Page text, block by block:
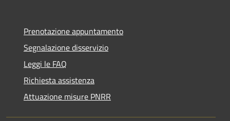
Prenotazione appuntamento
Segnalazione disservizio
Leggi le FAQ
Richiesta assistenza
Attuazione misure PNRR